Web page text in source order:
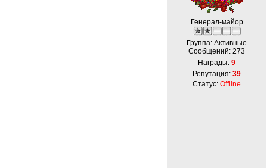
Генерал-майор
Группа: Активные
Сообщений: 273
Награды: 9
Репутация: 39
Статус: Offline